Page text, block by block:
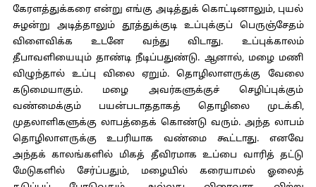
கேரளத்துக்கரை என்று எங்கு அடித்துக் கொட்டினாலும், புயல்
சுழன்று அடித்தாலும் தூத்துக்குடி உப்புக்குப் பெருஞ்சேதம்
விளைவிக்க உடனே வந்து விடாது. உப்புக்காலம்
தீபாவளியையும் தாண்டி நீடிப்பதுண்டு. ஆனால், மழை மணி
விழுந்தால் உப்பு விலை ஏறும். தொழிலாளருக்கு வேலை
கடுமையாகும். மழை அவர்களுக்குச் செழிப்புக்கும்
வண்மைக்கும் பயன்படாததாகத் தொழிலை முடக்கி,
முதலாளிகளுக்கு லாபத்தைக் கொண்டு வரும். அந்த லாபம்
தொழிலாளருக்கு உபரியாக வண்மை கூட்டாது. எனவே
அந்தக் காலங்களில் மிகத் தீவிரமாக உப்பை வாரித் தட்டு
மேடுகளில் சேர்ப்பதும், மழையில் கரையாமல் ஓலைத்